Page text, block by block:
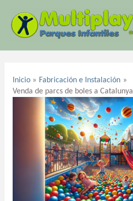
contenido
Inicio
Fabricación e Instalación
Venda de parcs de boles a Catalunya
entradas